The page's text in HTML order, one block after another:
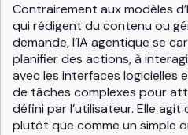
Contrairement aux modèles
qui rédigent du contenu ou
demande, l’IA agentique se
planifier des actions, à
avec les interfaces logicielles
de tâches complexes pour
défini par l’utilisateur. Elle
plutôt que comme un simple